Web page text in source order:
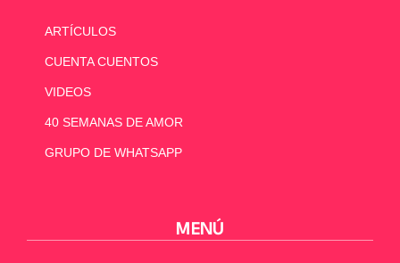
ARTÍCULOS
CUENTA CUENTOS
VIDEOS
40 SEMANAS DE AMOR
GRUPO DE WHATSAPP
MENÚ